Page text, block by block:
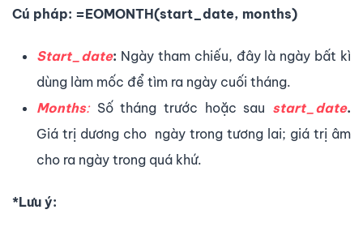
Cú pháp: =EOMONTH(start_date, months)
Start_date: Ngày tham chiếu, đây là ngày bất kì
dùng làm mốc để tìm ra ngày cuối tháng.
Months: Số tháng trước hoặc sau start_date.
Giá trị dương cho ngày trong tương lai; giá trị âm
cho ra ngày trong quá khứ.
*Lưu ý: